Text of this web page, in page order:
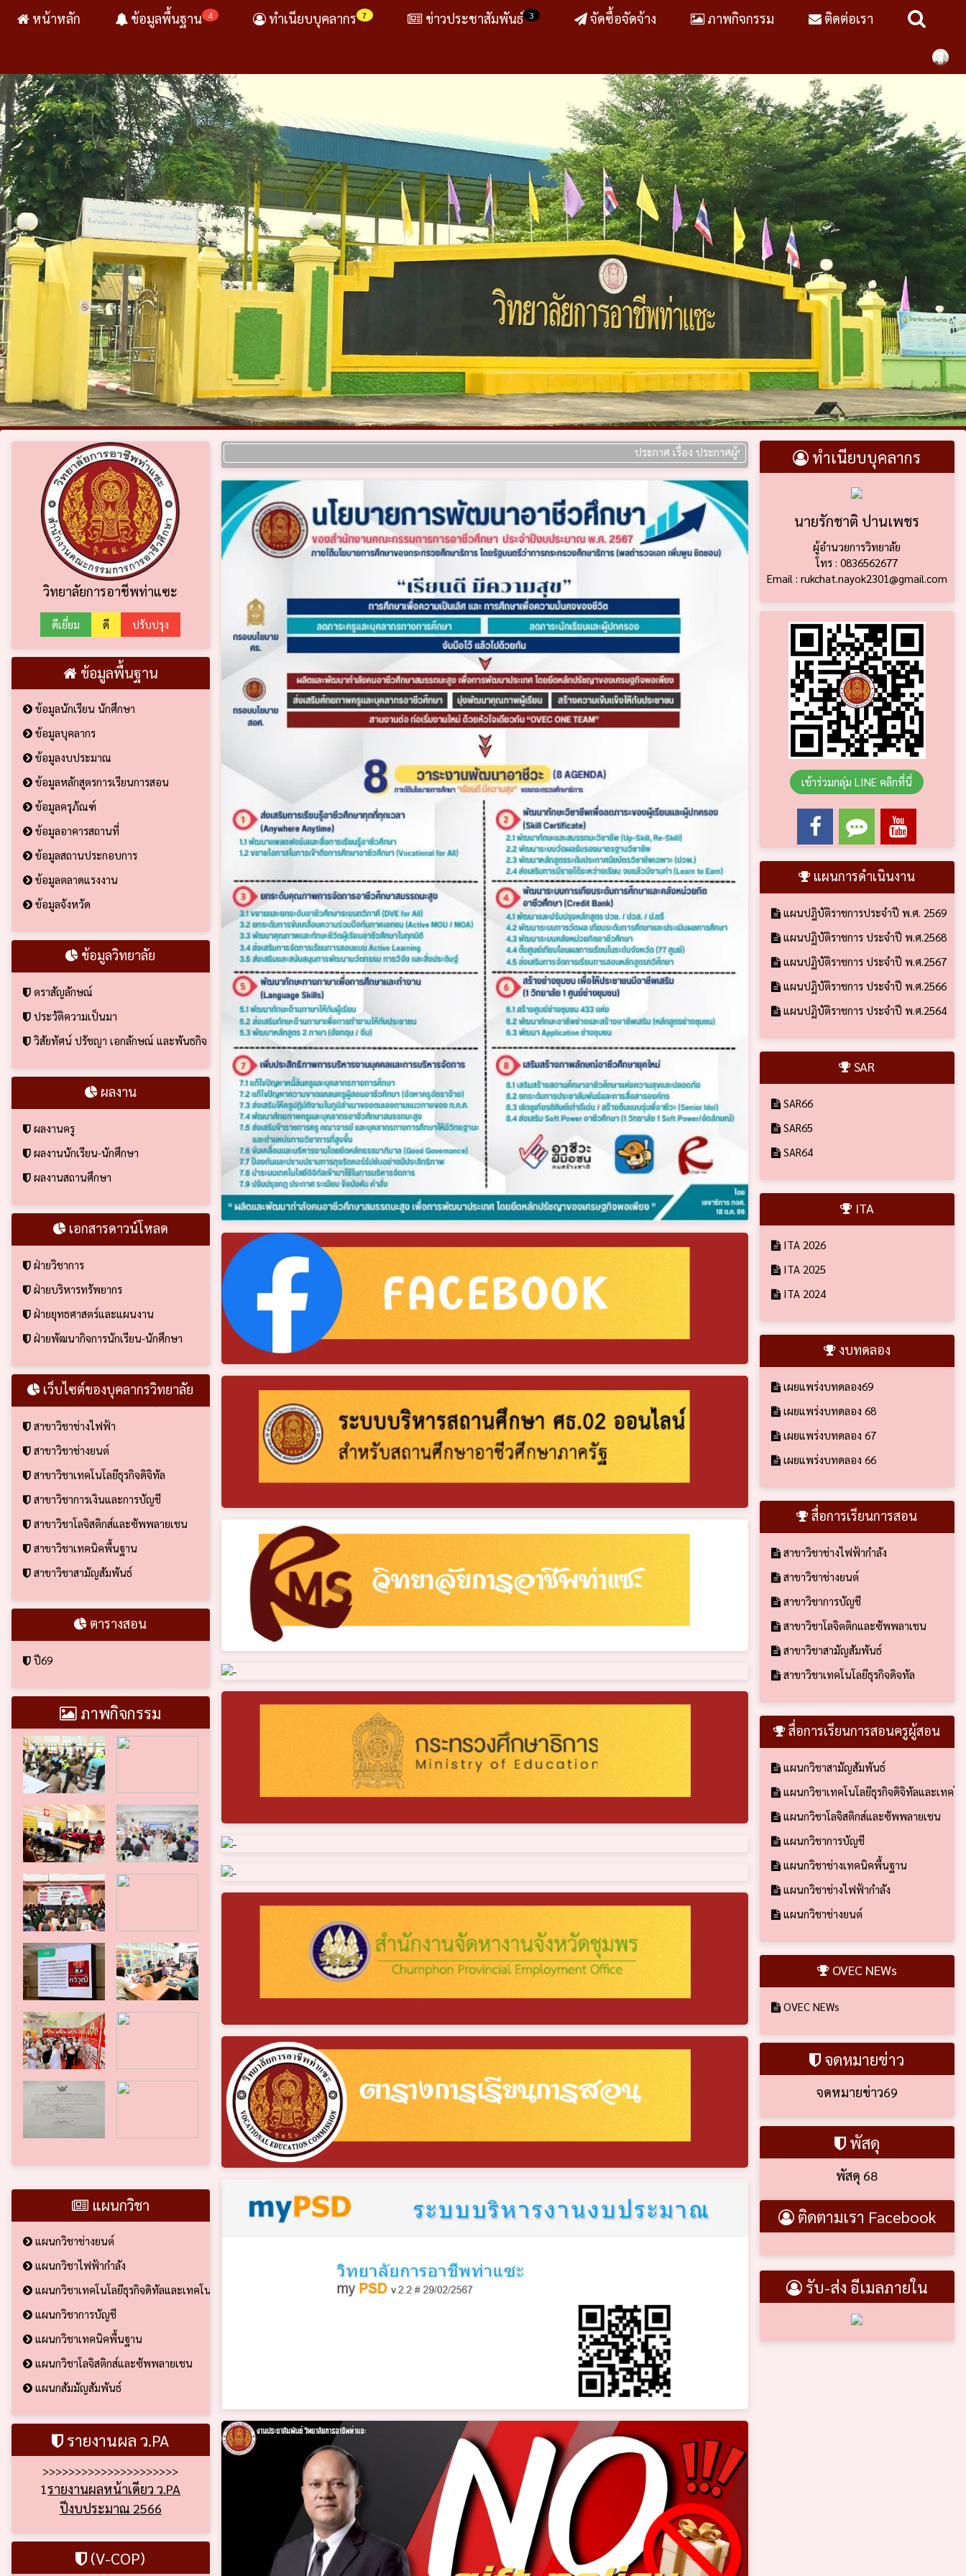
หน้าหลัก 4
ข้อมูลพื้นฐาน 7
ทำเนียบบุคลากร 3
ข่าวประชาสัมพันธ์ จัดซื้อจัดจ้าง ภาพกิจกรรม ติดต่อเรา
วิทยาลัยการอาชีพท่าแซะ
ดีเยี่ยม ดี ปรับปรุง
ข้อมูลพื้นฐาน
ข้อมูลนักเรียน นักศึกษา
ข้อมูลบุคลากร
ข้อมูลงบประมาณ
ข้อมูลหลักสูตรการเรียนการสอน
ข้อมูลครุภัณฑ์
ข้อมูลอาคารสถานที่
ข้อมูลสถานประกอบการ
ข้อมูลตลาดแรงงาน
ข้อมูลจังหวัด
ข้อมูลวิทยาลัย
ตราสัญลักษณ์
ประวัติความเป็นมา
วิสัยทัศน์ ปรัชญา เอกลักษณ์ และพันธกิจ
ผลงาน
ผลงานครู
ผลงานนักเรียน-นักศึกษา
ผลงานสถานศึกษา
เอกสารดาวน์โหลด
ฝ่ายวิชาการ
ฝ่ายบริหารทรัพยากร
ฝ่ายยุทธศาสตร์และแผนงาน
ฝ่ายพัฒนากิจการนักเรียน-นักศึกษา
เว็บไซต์ของบุคลากรวิทยาลัย
สาขาวิชาช่างไฟฟ้า
สาขาวิชาช่างยนต์
สาขาวิชาเทคโนโลยีธุรกิจดิจิทัล
สาขาวิชาการเงินและการบัญชี
สาขาวิชาโลจิสติกส์และซัพพลายเชน
สาขาวิชาเทคนิคพื้นฐาน
สาขาวิชาสามัญสัมพันธ์
ตารางสอน
ปี69
ภาพกิจกรรม
แผนกวิชา
แผนกวิชาช่างยนต์
แผนกวิชาไฟฟ้ากำลัง
แผนกวิชาเทคโนโลยีธุรกิจดิทัลและเทคโนโลยีสารสนเทศ
แผนกวิชาการบัญชี
แผนกวิชาเทคนิคพื้นฐาน
แผนกวิชาโลจิสติกส์และซัพพลายเชน
แผนกสัมมัญสัมพันธ์
รายงานผล ว.PA
>>>>>>>>>>>>>>>>>>>>>
1รายงานผลหน้าเดียว ว.PA
ปีงบประมาณ 2566
(V-COP)
ประกาศ เรื่อง ประกาศผู้ชนะการเสนอราคา ประกวดราคาซื้อห้องปฏิบัติการการเขียน
ทำเนียบบุคลากร
นายรักชาติ ปานเพชร
ผู้อำนวยการวิทยาลัย
โทร : 0836562677
Email : rukchat.nayok2301@gmail.com
เข้าร่วมกลุ่ม LINE คลิกที่นี่
แผนการดำเนินงาน
แผนปฎิบัติราชการประจำปี พ.ศ. 2569
แผนปฏิบัติราชการ ประจำปี พ.ศ.2568
แผนปฏิบัติราชการ ประจำปี พ.ศ.2567
แผนปฏิบัติราชการ ประจำปี พ.ศ.2566
แผนปฏิบัติราชการ ประจำปี พ.ศ.2564
SAR
SAR66
SAR65
SAR64
ITA
ITA 2026
ITA 2025
ITA 2024
งบทดลอง
เผยแพร่งบทดลอง69
เผยแพร่งบทดลอง 68
เผยแพร่งบทดลอง 67
เผยแพร่งบทดลอง 66
สื่อการเรียนการสอน
สาขาวิชาช่างไฟฟ้ากำลัง
สาขาวิชาช่างยนต์
สาขาวิชาการบัญชี
สาขาวิชาโลจิตติกและซัพพลาเชน
สาขาวิชาสามัญสัมพันธ์
สาขาวิชาเทคโนโลยีธุรกิจดิจทัล
สื่อการเรียนการสอนครูผู้สอน
แผนกวิชาสามัญสัมพันธ์
แผนกวิชาเทคโนโลยีธุรกิจดิจิทัลและเทคโ
แผนกวิชาโลจิสติกส์และซัพพลายเชน
แผนกวิชาการบัญชี
แผนกวิชาช่างเทคนิคพื้นฐาน
แผนกวิชาช่างไฟฟ้ากำลัง
แผนกวิชาช่างยนต์
OVEC NEWs
OVEC NEWs
จดหมายข่าว
จดหมายข่าว69
พัสดุ
พัสดุ 68
ติดตามเรา Facebook
รับ-ส่ง อีเมลภายใน